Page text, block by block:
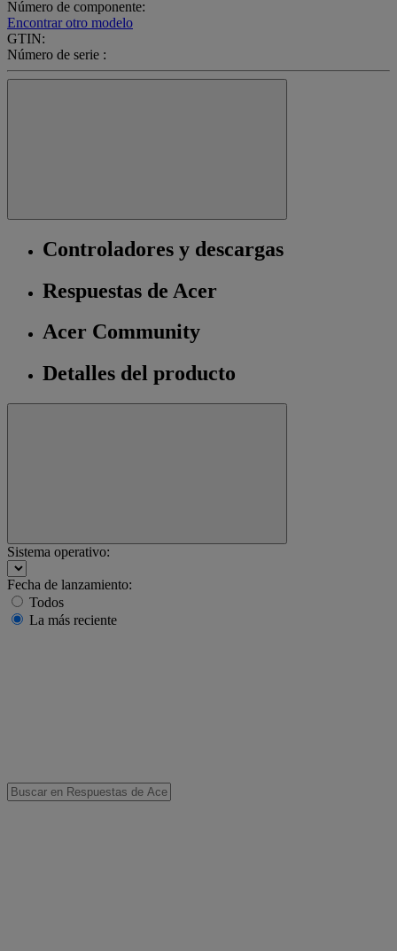
Número de componente:
Encontrar otro modelo
GTIN:
Número de serie :
Controladores y descargas
Respuestas de Acer
Acer Community
Detalles del producto
Sistema operativo:
Fecha de lanzamiento:
Todos
La más reciente